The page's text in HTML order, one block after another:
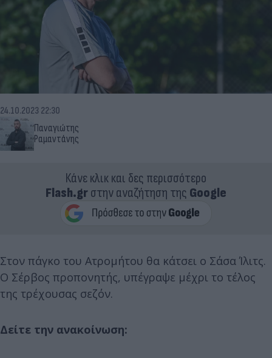
Παναγιώτης
Ραμαντάνης
24.10.2023 22:30
Κάνε κλικ και δες περισσότερο
Flash.grστην αναζήτηση της Google
Στον πάγκο του Ατρομήτου θα κάτσει ο Σάσα Ίλιτς.
Ο Σέρβος προπονητής, υπέγραψε μέχρι το τέλος
της τρέχουσας σεζόν.
Δείτε την ανακοίνωση: